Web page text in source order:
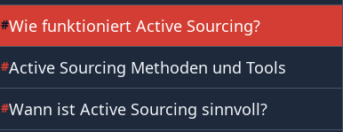
#Wie funktioniert Active Sourcing?
#Active Sourcing Methoden und Tools
#Wann ist Active Sourcing sinnvoll?